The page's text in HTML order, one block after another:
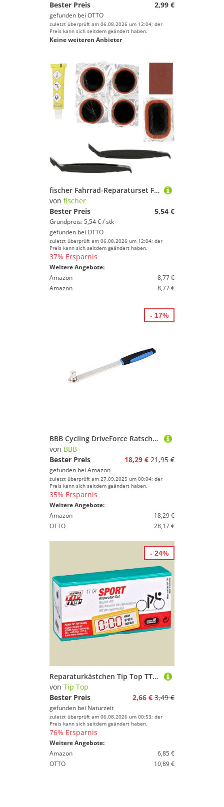
Bester Preis
2,99 €
gefunden bei OTTO
zuletzt überprüft am 06.08.2026 um 12:04; der
Preis kann sich seitdem geändert haben.
Keine weiteren Anbieter
fischer Fahrrad-Reparaturset Fischer Flickbox für Schläuche 9 teilig mit
von fischer
Bester Preis
5,54 €
Grundpreis: 5,54 € / stk
gefunden bei OTTO
zuletzt überprüft am 06.08.2026 um 12:04; der
Preis kann sich seitdem geändert haben.
37% Ersparnis
Weitere Angebote:
Amazon
8,77 €
Amazon
8,77 €
BBB Cycling DriveForce Ratschenschlüssel für Fahrräder, Schwarz Blau
von BBB
Bester Preis
18,29 € 21,95 €
gefunden bei Amazon
zuletzt überprüft am 27.09.2025 um 00:04; der
Preis kann sich seitdem geändert haben.
35% Ersparnis
Weitere Angebote:
Amazon
18,29 €
OTTO
28,17 €
- 17%
Reparaturkästchen Tip Top TT04 Reparatur-Set
von Tip Top
Bester Preis
2,66 € 3,49 €
gefunden bei Naturzeit
zuletzt überprüft am 06.08.2026 um 00:53; der
Preis kann sich seitdem geändert haben.
76% Ersparnis
Weitere Angebote:
Amazon
6,85 €
OTTO
10,89 €
- 24%